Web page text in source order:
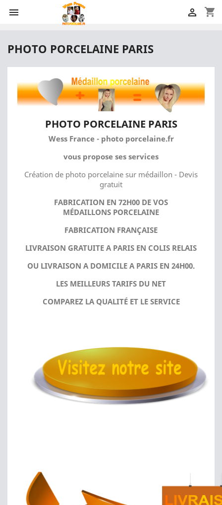
 shopping_cart

PHOTO PORCELAINE PARIS
PHOTO PORCELAINE PARIS
Wess France - photo porcelaine.fr
vous propose ses services
Création de photo porcelaine sur médaillon - Devis
gratuit
FABRICATION EN 72H00 DE VOS
MÉDAILLONS PORCELAINE
FABRICATION FRANÇAISE
LIVRAISON GRATUITE A PARIS EN COLIS RELAIS
OU LIVRAISON A DOMICILE A PARIS EN 24H00.
LES MEILLEURS TARIFS DU NET
COMPAREZ LA QUALITÉ ET LE SERVICE